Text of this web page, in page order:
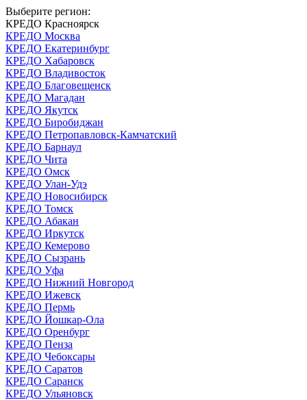
Выберите регион:
КРЕДО Красноярск
КРЕДО Москва
КРЕДО Екатеринбург
КРЕДО Хабаровск
КРЕДО Владивосток
КРЕДО Благовещенск
КРЕДО Магадан
КРЕДО Якутск
КРЕДО Биробиджан
КРЕДО Петропавловск-Камчатский
КРЕДО Барнаул
КРЕДО Чита
КРЕДО Омск
КРЕДО Улан-Удэ
КРЕДО Новосибирск
КРЕДО Томск
КРЕДО Абакан
КРЕДО Иркутск
КРЕДО Кемерово
КРЕДО Сызрань
КРЕДО Уфа
КРЕДО Нижний Новгород
КРЕДО Ижевск
КРЕДО Пермь
КРЕДО Йошкар-Ола
КРЕДО Оренбург
КРЕДО Пенза
КРЕДО Чебоксары
КРЕДО Саратов
КРЕДО Саранск
КРЕДО Ульяновск